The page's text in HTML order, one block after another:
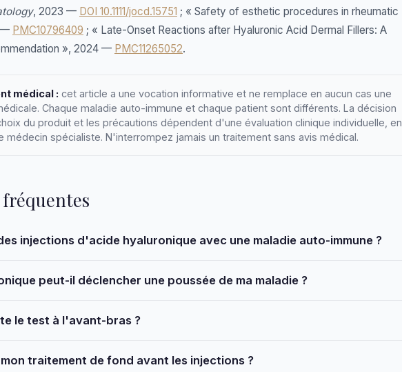
, 2023 — DOI 10.1111/jocd.15751 ; « Safety of esthetic procedures in rheumatic
— PMC10796409 ; « Late-Onset Reactions after Hyaluronic Acid Dermal Fillers: A
», 2024 — PMC11265052.
médical : cet article a une vocation informative et ne remplace en aucun cas une
Chaque maladie auto-immune et chaque patient sont différents. La décision
du produit et les précautions dépendent d'une évaluation clinique individuelle, en
médecin spécialiste. N'interrompez jamais un traitement sans avis médical.
injections d'acide hyaluronique avec une maladie auto-immune ?
peut-il déclencher une poussée de ma maladie ?
le test à l'avant-bras ?
traitement de fond avant les injections ?